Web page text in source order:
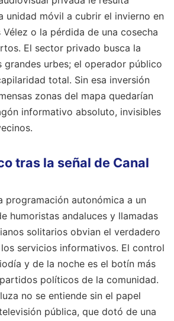
unidad móvil a cubrir el invierno en
o la pérdida de una cosecha
El sector privado busca la
grandes urbes; el operador público
total. Sin esa inversión
zonas del mapa quedarían
informativo absoluto, invisibles
tras la señal de Canal
programación autonómica a un
humoristas andaluces y llamadas
solitarios obvian el verdadero
servicios informativos. El control
y de la noche es el botín más
políticos de la comunidad.
no se entiende sin el papel
pública, que dotó de una